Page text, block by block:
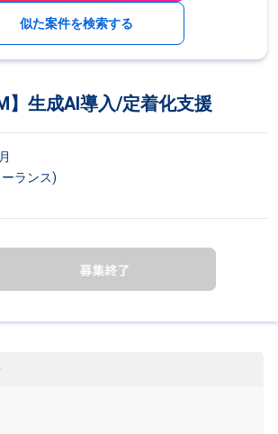
似た案件を検索する
】生成AI導入/定着化支援
ランス)